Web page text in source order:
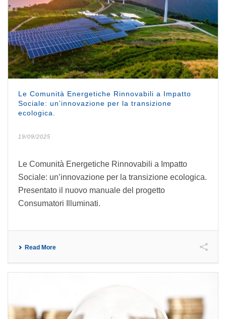
Le Comunità Energetiche Rinnovabili a Impatto
Sociale: un’innovazione per la transizione
ecologica.
19/09/2025
Le Comunità Energetiche Rinnovabili a Impatto
Sociale: un’innovazione per la transizione ecologica.
Presentato il nuovo manuale del progetto
Consumatori Illuminati.
Read More